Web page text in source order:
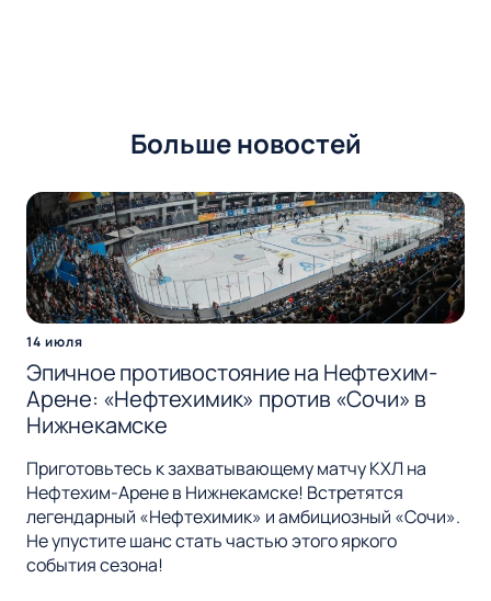
Больше новостей
14 июля
Эпичное противостояние на Нефтехим-
Арене: «Нефтехимик» против «Сочи» в
Нижнекамске
Приготовьтесь к захватывающему матчу КХЛ на
Нефтехим-Арене в Нижнекамске! Встретятся
легендарный «Нефтехимик» и амбициозный «Сочи».
Не упустите шанс стать частью этого яркого
события сезона!